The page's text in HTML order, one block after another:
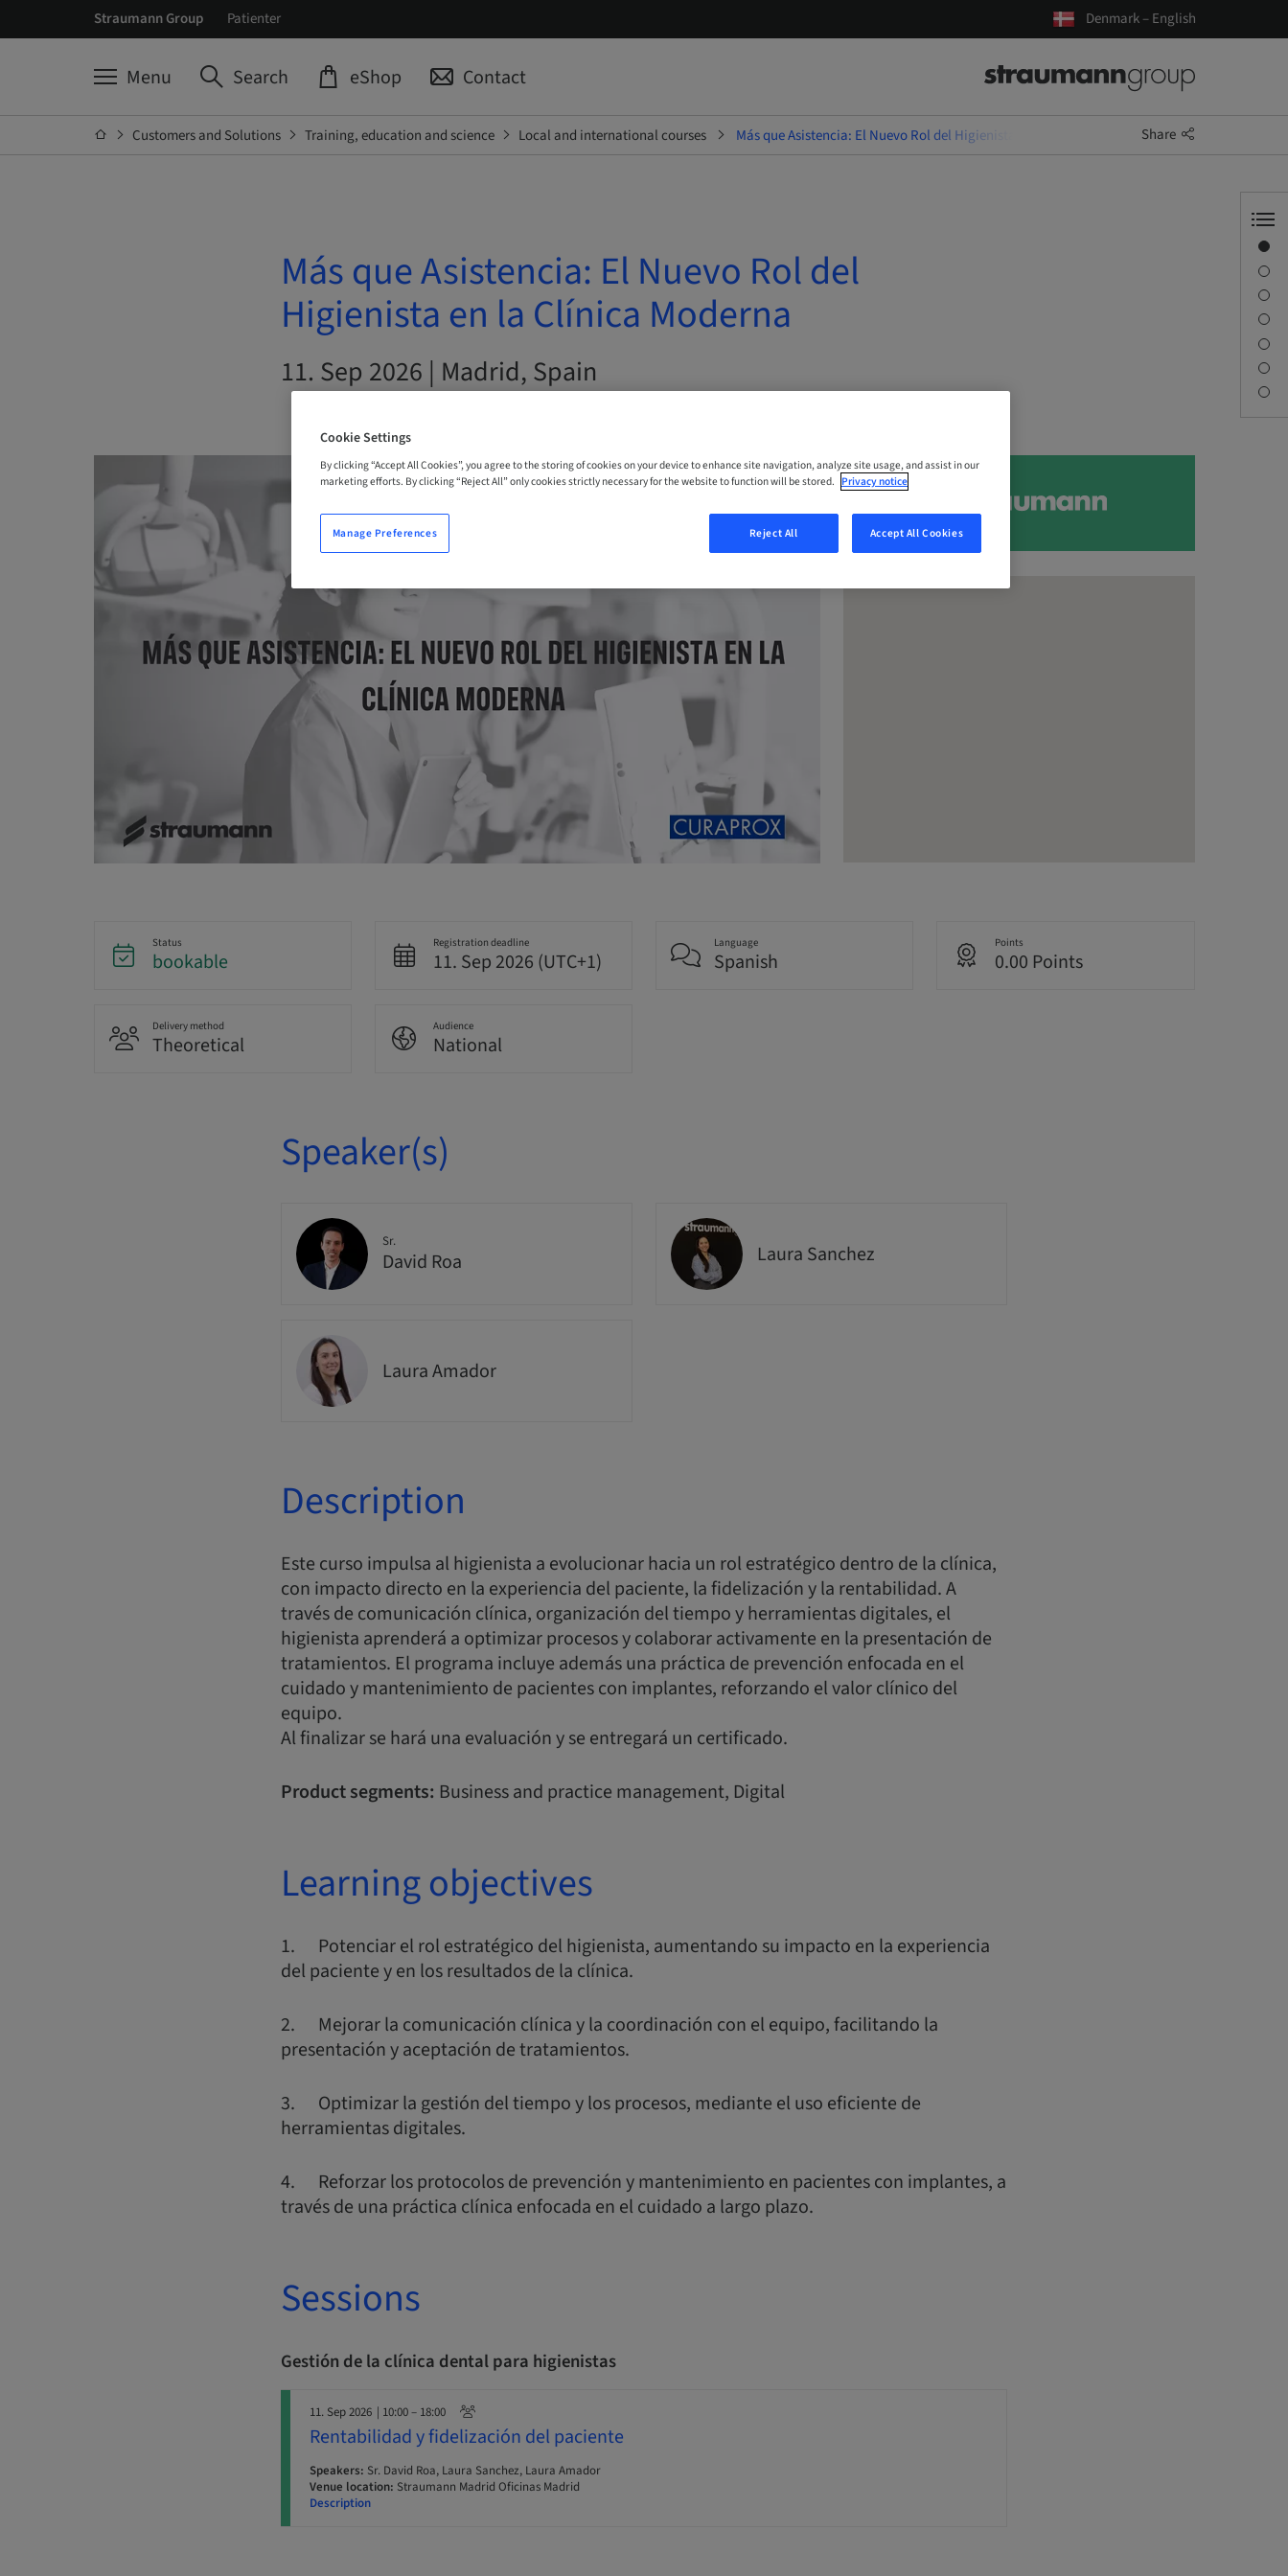
Straumann Group Patienter Denmark – English
Menu Search eShop Contact
Customers and Solutions Training, education and science Local and international courses Más que Asistencia: El Nuevo Rol del Higienista en la Clínica ModernaShare
Más que Asistencia: El Nuevo Rol del
Higienista en la Clínica Moderna
11. Sep 2026 | Madrid, Spain
Status
bookable
Registration deadline
11. Sep 2026 (UTC+1)
Language
Spanish
Points
0.00 Points
Delivery method
Theoretical
Audience
National
Speaker(s)
Sr.
David Roa Laura Sanchez
Laura Amador
Description
Este curso impulsa al higienista a evolucionar hacia un rol estratégico dentro de la clínica,
con impacto directo en la experiencia del paciente, la fidelización y la rentabilidad. A
través de comunicación clínica, organización del tiempo y herramientas digitales, el
higienista aprenderá a optimizar procesos y colaborar activamente en la presentación de
tratamientos. El programa incluye además una práctica de prevención enfocada en el
cuidado y mantenimiento de pacientes con implantes, reforzando el valor clínico del
equipo.
Al finalizar se hará una evaluación y se entregará un certificado.
Product segments: Business and practice management, Digital
Learning objectives
1. Potenciar el rol estratégico del higienista, aumentando su impacto en la experiencia
del paciente y en los resultados de la clínica.
2. Mejorar la comunicación clínica y la coordinación con el equipo, facilitando la
presentación y aceptación de tratamientos.
3. Optimizar la gestión del tiempo y los procesos, mediante el uso eficiente de
herramientas digitales.
4. Reforzar los protocolos de prevención y mantenimiento en pacientes con implantes, a
través de una práctica clínica enfocada en el cuidado a largo plazo.
Sessions
Gestión de la clínica dental para higienistas
11. Sep 2026 | 10:00 – 18:00
Rentabilidad y fidelización del paciente
Speakers: Sr. David Roa, Laura Sanchez, Laura Amador
Venue location: Straumann Madrid Oficinas Madrid
Description
Cookie Settings
By clicking “Accept All Cookies”, you agree to the storing of cookies on your device to enhance site navigation, analyze site usage, and assist in our
marketing efforts. By clicking “Reject All” only cookies strictly necessary for the website to function will be stored. Privacy notice
Reject All Accept All Cookies
Manage Preferences